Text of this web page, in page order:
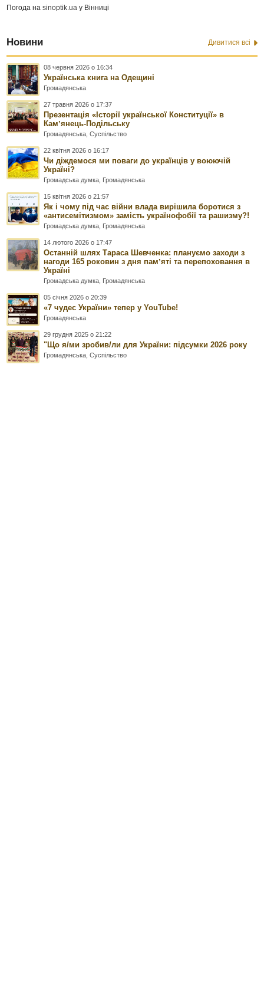
Погода наsinoptik.ua у Вінниці
Новини Дивитися всі
08 червня 2026 о 16:34
Українська книга на Одещині
Громадянська
27 травня 2026 о 17:37
Презентація «Історії української Конституції» в
Камʼянець-Подільську
Громадянська ,Суспільство
22 квітня 2026 о 16:17
Чи діждемося ми поваги до українців у воюючій
Україні?
Громадська думка Громадянська
15 квітня 2026 о 21:57
Як і чому під час війни влада вирішила боротися з
«антисемітизмом» замість українофобії та рашизму?!
Громадська думка Громадянська
14 лютого 2026 о 17:47
Останній шлях Тараса Шевченка: плануємо заходи з
нагоди 165 роковин з дня памʼяті та перепоховання в
Україні
Громадська думка Громадянська
05 січня 2026 о 20:39
«7 чудес України» тепер у YouTube!
Громадянська
29 грудня 2025 о 21:22
"Що я/ми зробив/ли для України: підсумки 2026 року
Громадянська ,Суспільство